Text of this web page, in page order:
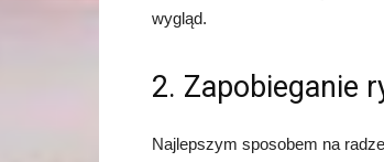
wygląd.
2. Zapobieganie
Najlepszym sposobem na